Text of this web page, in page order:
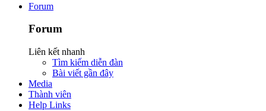
Forum
Forum
Liên kết nhanh
Tìm kiếm diễn đàn
Bài viết gần đây
Media
Thành viên
Help Links